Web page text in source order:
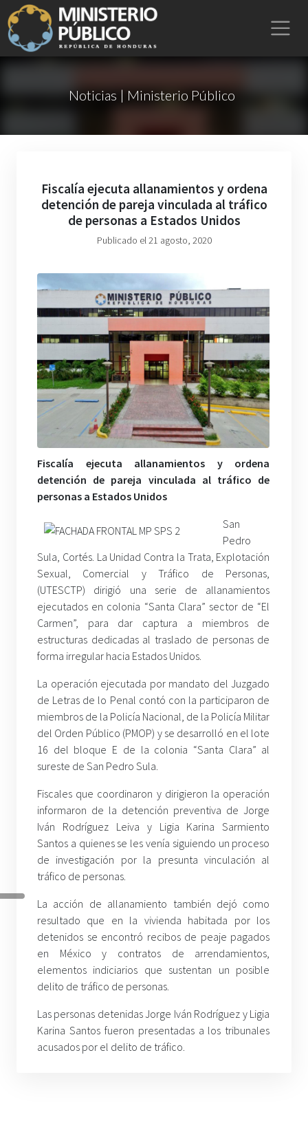
Noticias | Ministerio Público
Fiscalía ejecuta allanamientos y ordena
detención de pareja vinculada al tráfico
de personas a Estados Unidos
Publicado el 21 agosto, 2020
Fiscalía ejecuta allanamientos y ordena
detención de pareja vinculada al tráfico de
personas a Estados Unidos
San
Pedro
Sula, Cortés. La Unidad Contra la Trata, Explotación
Sexual, Comercial y Tráfico de Personas,
(UTESCTP) dirigió una serie de allanamientos
ejecutados en colonia “Santa Clara” sector de “El
Carmen”, para dar captura a miembros de
estructuras dedicadas al traslado de personas de
forma irregular hacia Estados Unidos.
La operación ejecutada por mandato del Juzgado
de Letras de lo Penal contó con la participaron de
miembros de la Policía Nacional, de la Policía Militar
del Orden Público (PMOP) y se desarrolló en el lote
16 del bloque E de la colonia “Santa Clara” al
sureste de San Pedro Sula.
Fiscales que coordinaron y dirigieron la operación
informaron de la detención preventiva de Jorge
Iván Rodríguez Leiva y Ligia Karina Sarmiento
Santos a quienes se les venía siguiendo un proceso
de investigación por la presunta vinculación al
tráfico de personas.
La acción de allanamiento también dejó como
resultado que en la vivienda habitada por los
detenidos se encontró recibos de peaje pagados
en México y contratos de arrendamientos,
elementos indiciarios que sustentan un posible
delito de tráfico de personas.
Las personas detenidas Jorge Iván Rodríguez y Ligia
Karina Santos fueron presentadas a los tribunales
acusados por el delito de tráfico.